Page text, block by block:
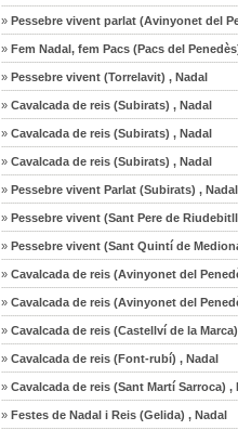
» Pessebre vivent parlat (Avinyonet del
» Fem Nadal, fem Pacs (Pacs del
» Pessebre vivent (Torrelavit) , Nadal
» Cavalcada de reis (Subirats) , Nadal
» Cavalcada de reis (Subirats) , Nadal
» Cavalcada de reis (Subirats) , Nadal
» Pessebre vivent Parlat (Subirats) , Nadal
» Pessebre vivent (Sant Pere de
» Pessebre vivent (Sant Quintí de
» Cavalcada de reis (Avinyonet del
» Cavalcada de reis (Avinyonet del
» Cavalcada de reis (Castellví de la
» Cavalcada de reis (Font-rubí) , Nadal
» Cavalcada de reis (Sant Martí Sarroca) ,
» Festes de Nadal i Reis (Gelida) , Nadal